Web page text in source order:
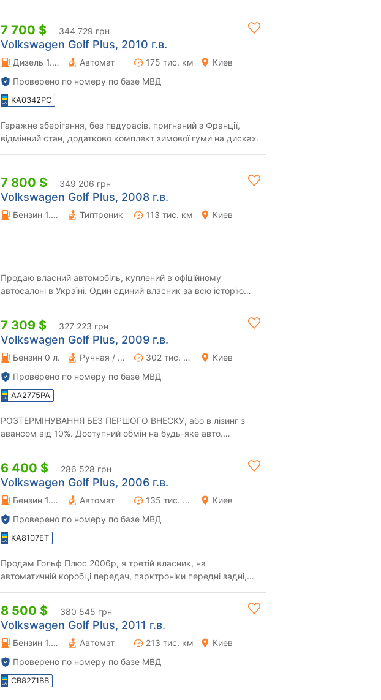
7 700 $ 344 729 грн
Volkswagen Golf Plus, 2010 г.в.
Дизель 1.6 л. Автомат 175 тис. км
Киев
Проверено по номеру по базе МВД
KA0342PC
Гаражне зберігання, без пвдурасів, пригнаний з Франції,
відмінний стан, додатково комплект зимової гуми на дисках.
7 800 $ 349 206 грн
Volkswagen Golf Plus, 2008 г.в.
Бензин 1.6 л. Типтроник 113 тис. км Киев
Продаю власний автомобіль, куплений в офіційному
автосалоні в Україні. Один єдиний власник за всю історію
7 309 $ 327 223 грн
Volkswagen Golf Plus, 2009 г.в.
Бензин 0 л. Ручная / Механика 302 тис. км
Киев
Проверено по номеру по базе МВД
AA2775PA
РОЗТЕРМІНУВАННЯ БЕЗ ПЕРШОГО ВНЕСКУ, або в лізинг з
авансом від 10%. Доступний обмін на будь-яке авто.
6 400 $ 286 528 грн
Volkswagen Golf Plus, 2006 г.в.
Бензин 1.6 л. Автомат 135 тис. км
Киев
Проверено по номеру по базе МВД
KA8107ET
Продам Гольф Плюс 2006р, я третій власник, на
автоматичній коробці передач, парктроніки передні задні,
8 500 $ 380 545 грн
Volkswagen Golf Plus, 2011 г.в.
Бензин 1.4 л. Автомат 213 тис. км
Киев
Проверено по номеру по базе МВД
CB8271BB